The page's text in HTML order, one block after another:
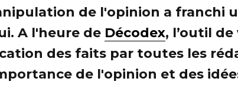
de l'opinion a franchi
A l'heure de Décodex, l’outil
des faits par toutes les
de l'opinion et des